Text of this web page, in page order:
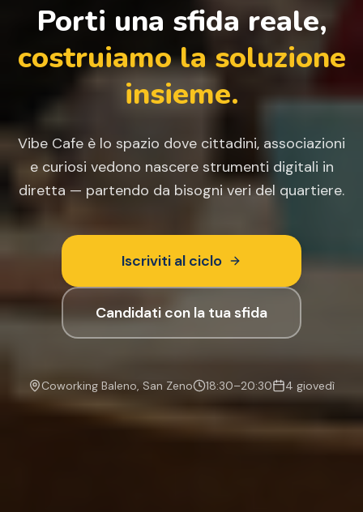
Porti una sfida reale,
costruiamo la soluzione
insieme.
Vibe Cafe è lo spazio dove cittadini, associazioni
e curiosi vedono nascere strumenti digitali in
diretta — partendo da bisogni veri del quartiere.
Iscriviti al ciclo
Candidati con la tua sfida
Coworking Baleno, San Zeno 18:30–20:30 4 giovedì